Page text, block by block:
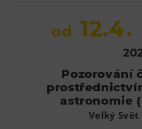
od 12.4.
Pozorování
astronomie
Velký